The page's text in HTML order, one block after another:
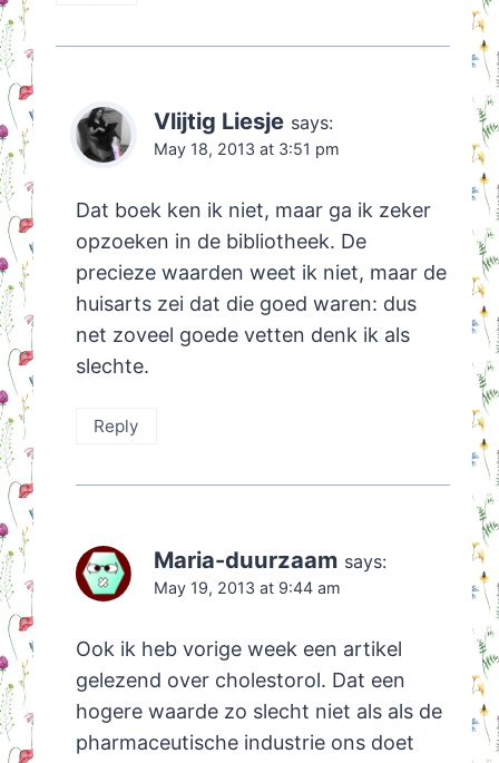
Vlijtig Liesje says:
May 18, 2013 at 3:51 pm
Dat boek ken ik niet, maar ga ik zeker
opzoeken in de bibliotheek. De
precieze waarden weet ik niet, maar de
huisarts zei dat die goed waren: dus
net zoveel goede vetten denk ik als
slechte.
Reply
Maria-duurzaam says:
May 19, 2013 at 9:44 am
Ook ik heb vorige week een artikel
gelezend over cholestorol. Dat een
hogere waarde zo slecht niet als als de
pharmaceutische industrie ons doet